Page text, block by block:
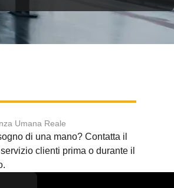
Umana Reale
di una mano? Contatta il
clienti prima o durante il